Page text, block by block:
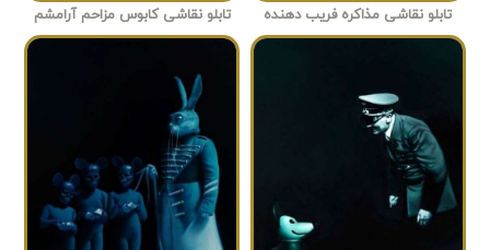
تابلو نقاشی مذاکره فریب دهنده تابلو نقاشی کابوس مزاحم آرامشم